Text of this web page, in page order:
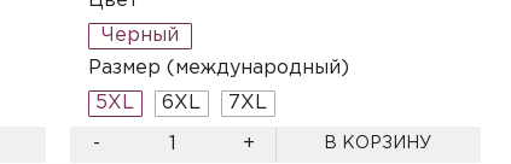
Черный
Размер (международный)
5XL
6XL 7XL
- + В КОРЗИНУ